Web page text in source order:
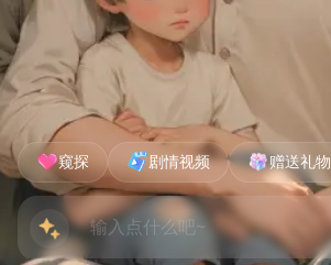
窥探 剧情视频 赠送礼物